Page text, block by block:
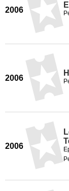
2006
2006
2006